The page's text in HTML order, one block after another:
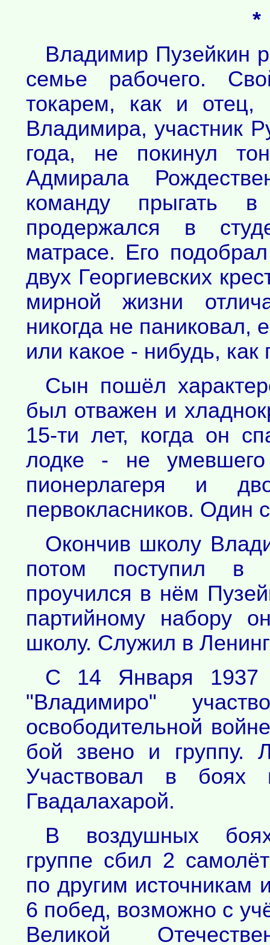
Владимир Пузейкин
семье рабочего.
токарем, как и
Владимира, участник
года, не покинул
Адмирала
команду прыгать
продержался в
матрасе. Его
двух Георгиевских
мирной жизни
никогда не паниковал,
или какое - нибудь, как
Сын пошёл
был отважен и
15-ти лет, когда он
лодке - не умевшего
пионерлагеря и
первокласников. Один
Окончив школу
потом поступил в
проучился в нём
партийному набору
школу. Служил в
С 14 Января 1937
"Владимиро"
освободительной
бой звено и группу.
Участвовал в
Гвадалахарой.
В воздушных
группе сбил 2
по другим источникам
6 побед, возможно с
Великой